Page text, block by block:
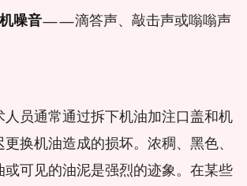
噪音——滴答声、敲击声或嗡嗡声
员通常通过拆下机油加注口盖和机
换机油造成的损坏。浓稠、黑色、
可见的油泥是强烈的迹象。在某些